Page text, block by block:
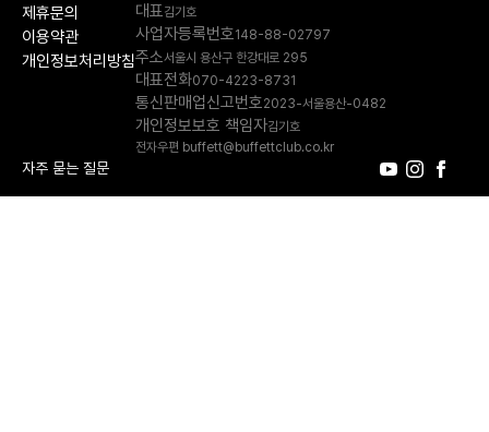
제휴문의
이용약관
개인정보처리방침
대표김기호
사업자등록번호148-88-02797
주소서울시 용산구 한강대로 295
대표전화070-4223-8731
통신판매업신고번호2023-서울용산-0482
개인정보보호 책임자김기호
전자우편 buffett@buffettclub.co.kr
자주 묻는 질문